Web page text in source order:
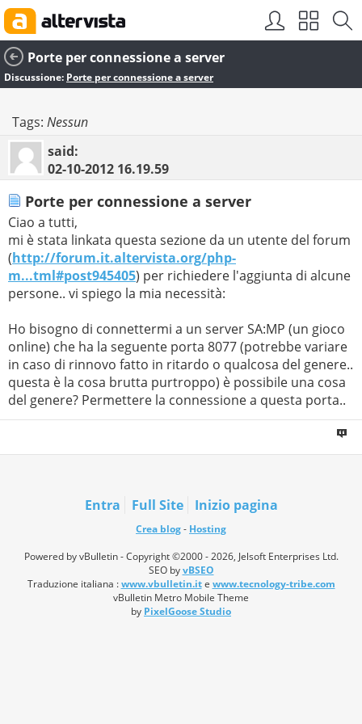
Porte per connessione a server
Discussione: Porte per connessione a server
Tags: Nessun
said:
02-10-2012 16.19.59
Porte per connessione a server
Ciao a tutti,
mi è stata linkata questa sezione da un utente del forum
(http://forum.it.altervista.org/php-
m...tml#post945405) per richiedere l'aggiunta di alcune
persone.. vi spiego la mia necessità:
Ho bisogno di connettermi a un server SA:MP (un gioco
online) che ha la seguente porta 8077 (potrebbe variare
in caso di rinnovo fatto in ritardo o qualcosa del genere..
questa è la cosa brutta purtroppo) è possibile una cosa
del genere? Permettere la connessione a questa porta..
Entra Full Site Inizio pagina
Crea blog- Hosting
Powered by vBulletin - Copyright ©2000 - 2026, Jelsoft Enterprises Ltd.
SEO byvBSEO
Traduzione italiana :www.vbulletin.ite www.tecnology-tribe.com
vBulletin Metro Mobile Theme
by PixelGoose Studio